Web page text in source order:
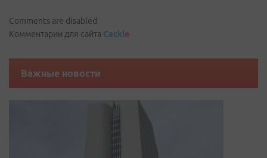
Comments are disabled
Комментарии для сайта Cackle
Важные новости